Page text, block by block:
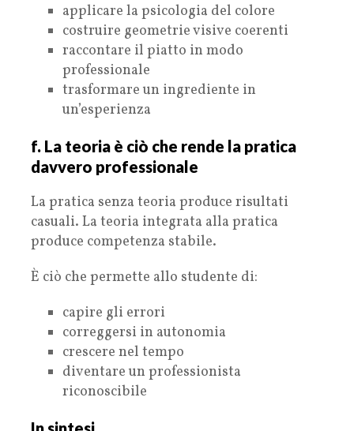
applicare la psicologia del colore
costruire geometrie visive coerenti
raccontare il piatto in modo
professionale
trasformare un ingrediente in
un’esperienza
f. La teoria è ciò che rende la pratica
davvero professionale
La pratica senza teoria produce risultati
casuali. La teoria integrata alla pratica
produce competenza stabile.
È ciò che permette allo studente di:
capire gli errori
correggersi in autonomia
crescere nel tempo
diventare un professionista
riconoscibile